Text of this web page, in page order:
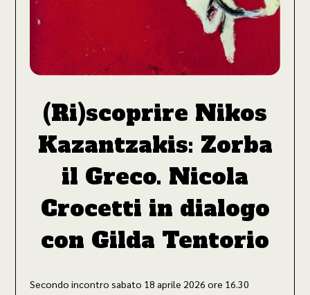
(Ri)scoprire Nikos
Kazantzakis: Zorba
il Greco. Nicola
Crocetti in dialogo
con Gilda Tentorio
Secondo incontro sabato 18 aprile 2026 ore 16.30